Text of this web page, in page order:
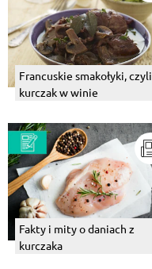
Francuskie smakołyki, czyli
kurczak w winie
Fakty i mity o daniach z
kurczaka